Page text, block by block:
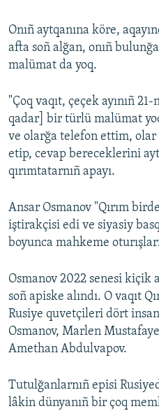
Onıñ aytqanına köre,
afta soñ alğan, onıñ
malümat da yoq.
"Çoq vaqıt, çeçek ayınıñ
qadar] bir türlü malümat
ve olarğa telefon ettim, olar
etip, cevap bereceklerini
qırımtatarnıñ apayı.
Ansar Osmanov "Qırım
iştirakçisi edi ve siyasiy
boyunca mahkeme
Osmanov 2022 senesi
soñ apiske alındı. O vaqıt
Rusiye quvetçileri dört
Osmanov, Marlen
Amethan Abdulvapov.
Tutulğanlarnıñ episi
lâkin dünyanıñ bir çoq